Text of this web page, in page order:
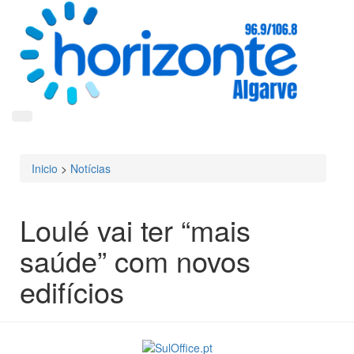
Está aqui
Inicio > Notícias
Loulé vai ter “mais
saúde” com novos
edifícios